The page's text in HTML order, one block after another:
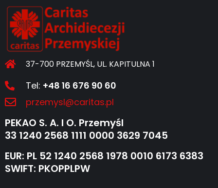
37-700 PRZEMYŚL, UL. KAPITULNA 1
Tel: +48 16 676 90 60
przemysl@caritas.pl
PEKAO S. A. I O. Przemyśl
33 1240 2568 1111 0000 3629 7045
EUR: PL 52 1240 2568 1978 0010 6173 6383
SWIFT: PKOPPLPW